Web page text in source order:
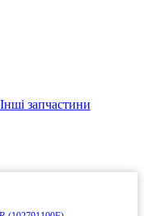
Інші запчастини